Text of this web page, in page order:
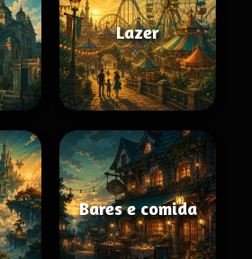
Lazer
Bares e comida